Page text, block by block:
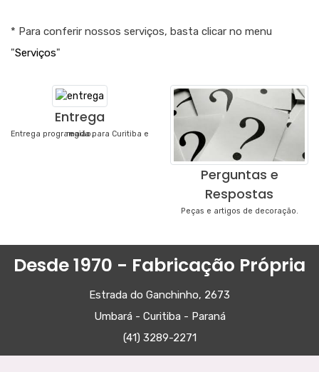
* Para conferir nossos serviços, basta clicar no menu
"Serviços"
Entrega
Entrega programada para Curitiba e região.
Perguntas e
Respostas
Peças e artigos de decoração.
Desde 1970 - Fabricação Própria
Estrada do Ganchinho, 2673
Umbará - Curitiba - Paraná
(41) 3289-2271